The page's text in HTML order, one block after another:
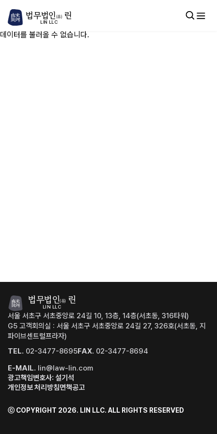
법무법인 (유) 린
LIN LLC
데이터를 불러올 수 없습니다.
법무법인(유) 린
LIN LLC
서울 서초구 서초중앙로 24길 10, 13층, 14층(서초동, 316타워)
G5 고객회의실 : 서울 서초구 서초중앙로 24길 27, 326호(서초동, 지
파이브센트럴프라자)
TEL. 02-3477-8695FAX. 02-3477-8694
E-MAIL. lin@law-lin.com
광고책임변호사: 설기석
개인정보 처리방침면책공고
ⓒ COPYRIGHT 2026. LIN LLC. ALL RIGHTS RESERVED